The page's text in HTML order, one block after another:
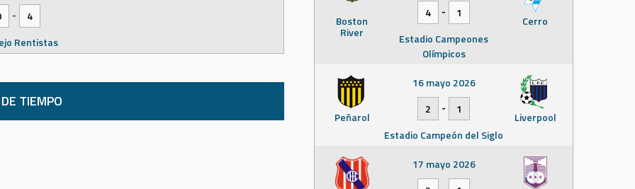
-
4
Rentistas
TIEMPO
Boston
River
Cerro
4
-
1
Estadio Campeones
Olímpicos
Peñarol Liverpool
16 mayo 2026
2
-
1
Estadio Campeón del Siglo
17 mayo 2026